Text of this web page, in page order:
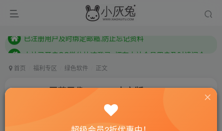
本站已开启QQ微信快速登录 ,拥有本站会员用户及时请问个人中心绑定！
首页 福利专区 绿色软件 正文
WinCAM屏幕录像v2.0.0.0中文版